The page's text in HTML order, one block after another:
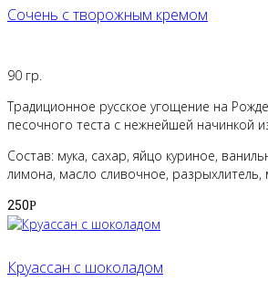
Сочень с творожным кремом
90 гр.
Традиционное русское угощение на
песочного теста с нежнейшей начинкой
Состав: мука, сахар, яйцо куриное,
лимона, масло сливочное, разрыхлитель,
250Р
Круассан с шоколадом